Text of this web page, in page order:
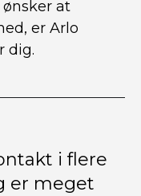
ønsker at
er Arlo
dig.
i flere
er meget